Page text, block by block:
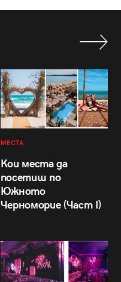
МЕСТА
Кои места да
посетиш по
Южното
Черноморие (Част I)